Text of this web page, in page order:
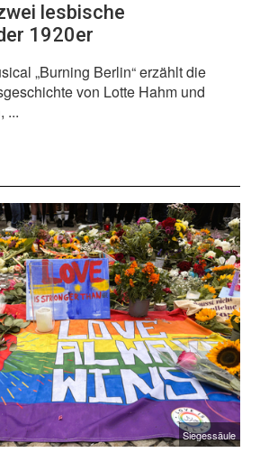
lesbische
1920er
„Burning Berlin“ erzählt die
von Lotte Hahm und
...
Siegessäule